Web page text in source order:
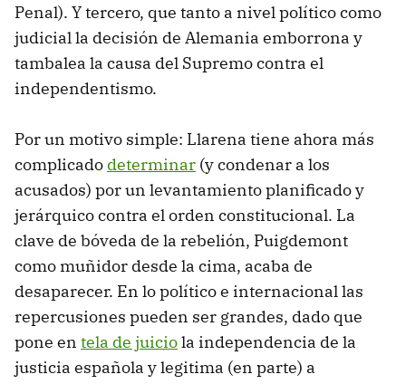
Penal). Y tercero, que tanto a nivel político como
judicial la decisión de Alemania emborrona y
tambalea la causa del Supremo contra el
independentismo.
Por un motivo simple: Llarena tiene ahora más
complicado determinar (y condenar a los
acusados) por un levantamiento planificado y
jerárquico contra el orden constitucional. La
clave de bóveda de la rebelión, Puigdemont
como muñidor desde la cima, acaba de
desaparecer. En lo político e internacional las
repercusiones pueden ser grandes, dado que
pone en tela de juiciola independencia de la
justicia española y legitima (en parte) a